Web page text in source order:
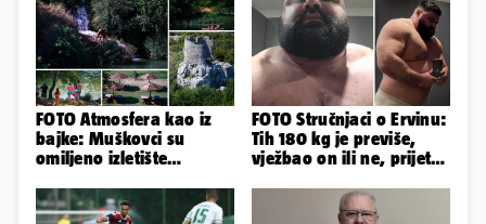
FOTO Atmosfera kao iz
bajke: Muškovci su
omiljeno izletište
zašto
FOTO Stručnjaci o Ervinu:
Tih 180 kg je previše,
vježbao on ili ne, prijete